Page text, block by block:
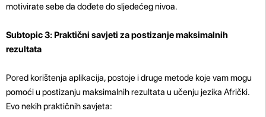
motivirate sebe da dođete do sljedećeg nivoa.
Subtopic 3: Praktični savjeti za postizanje maksimalnih
rezultata
Pored korištenja aplikacija, postoje i druge metode koje vam mogu
pomoći u postizanju maksimalnih rezultata u učenju jezika Afrički.
Evo nekih praktičnih savjeta: